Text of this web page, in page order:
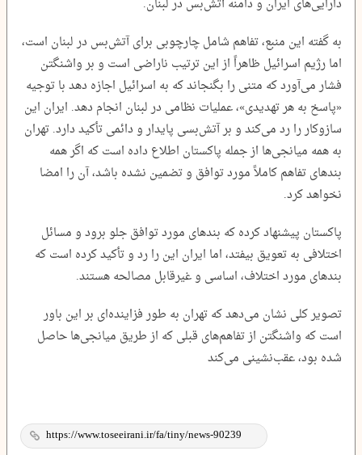
به گفته این منبع، تفاهم شامل چارچوبی برای آتش‌بس در لبنان است،
اما رژیم اسرائیل ظاهراً از این ترتیب ناراضی است و بر واشنگتن
فشار می‌آورد که متنی را بگنجاند که به اسرائیل اجازه دهد با توجیه
«پاسخ به هر تهدیدی»، عملیات نظامی در لبنان انجام دهد. ایران این
سازوکار را رد می‌کند و بر آتش‌بسی پایدار و دائمی تأکید دارد. تهران
به همه میانجی‌ها از جمله پاکستان اطلاع داده است که اگر همه
بندهای تفاهم کاملاً مورد توافق و تضمین نشده باشد، آن را امضا
نخواهد کرد.
پاکستان پیشنهاد کرده که بندهای مورد توافق جلو برود و مسائل
اختلافی به تعویق بیفتد، اما ایران این را رد و تأکید کرده است که
بندهای مورد اختلاف، اساسی و غیرقابل مصالحه هستند.
تصویر کلی نشان می‌دهد که تهران به طور فزاینده‌ای بر این باور
است که واشنگتن از تفاهم‌های قبلی که از طریق میانجی‌ها حاصل
شده بود، عقب‌نشینی می‌کند